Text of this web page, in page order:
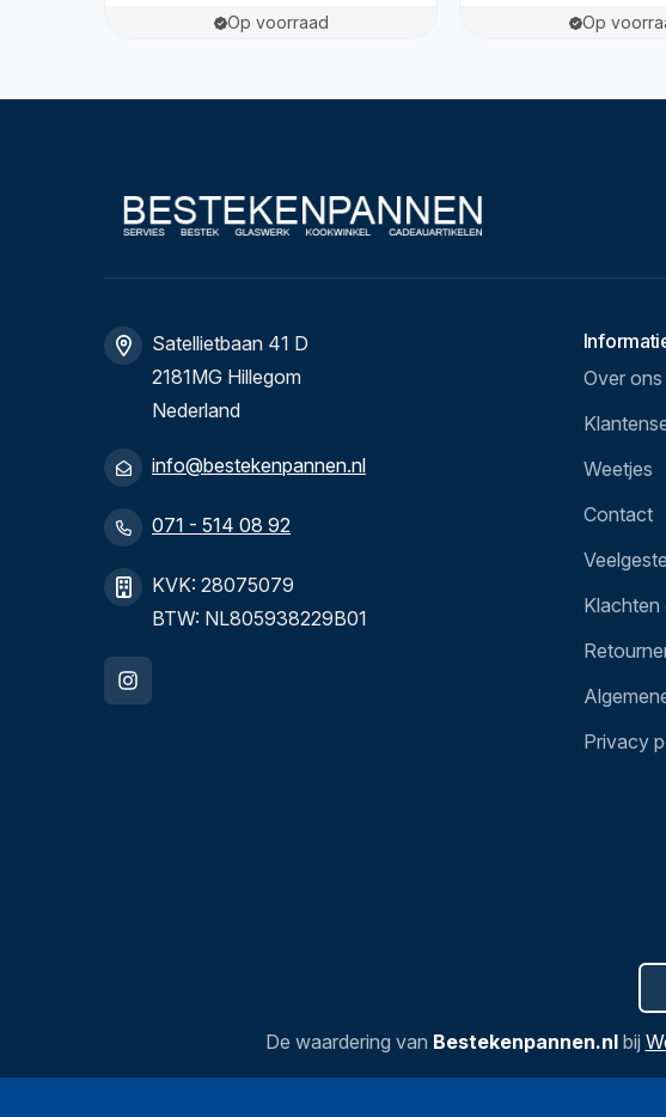
Op voorraad Op
Satellietbaan 41 D
2181MG Hillegom
Nederland
info@bestekenpannen.nl
071 - 514 08 92
KVK: 28075079
BTW: NL805938229B01
Over ons
Weetjes
Contact
Klachten
Privacy
De waardering van Bestekenpannen.nlbij